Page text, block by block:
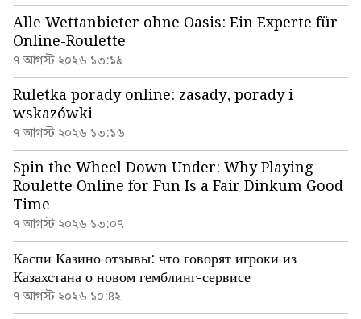
Alle Wettanbieter ohne Oasis: Ein Experte für
Online-Roulette
৭ আগস্ট ২০২৬ ১৩:১৯
Ruletka porady online: zasady, porady i
wskazówki
৭ আগস্ট ২০২৬ ১৩:১৬
Spin the Wheel Down Under: Why Playing
Roulette Online for Fun Is a Fair Dinkum Good
Time
৭ আগস্ট ২০২৬ ১৩:০৭
Каспи Казино отзывы: что говорят игроки из
Казахстана о новом гемблинг-сервисе
৭ আগস্ট ২০২৬ ১০:৪২